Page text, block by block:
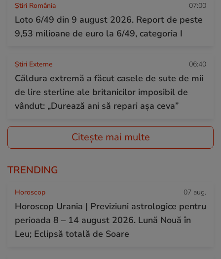
Știri România 07:00
Loto 6/49 din 9 august 2026. Report de peste
9,53 milioane de euro la 6/49, categoria I
Știri Externe 06:40
Căldura extremă a făcut casele de sute de mii
de lire sterline ale britanicilor imposibil de
vândut: „Durează ani să repari așa ceva”
Citește mai multe
TRENDING
Horoscop 07 aug.
Horoscop Urania | Previziuni astrologice pentru
perioada 8 – 14 august 2026. Lună Nouă în
Leu; Eclipsă totală de Soare